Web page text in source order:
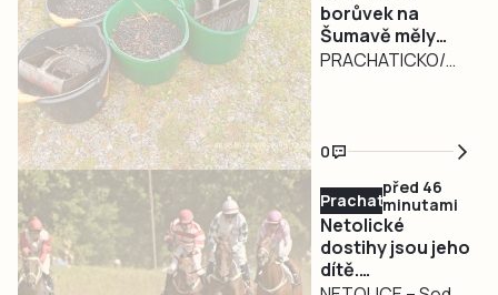
borůvek na
Šumavě měly
padnout i facky
PRACHATICKO/
kouření v lese a
nelegální sběr
borůvek, následně
konflikt snad osmi
osob. Tak zněly
prvotní informace,
0
Prachaticko
před 46
minutami
Netolické
dostihy jsou jeho
dítě.